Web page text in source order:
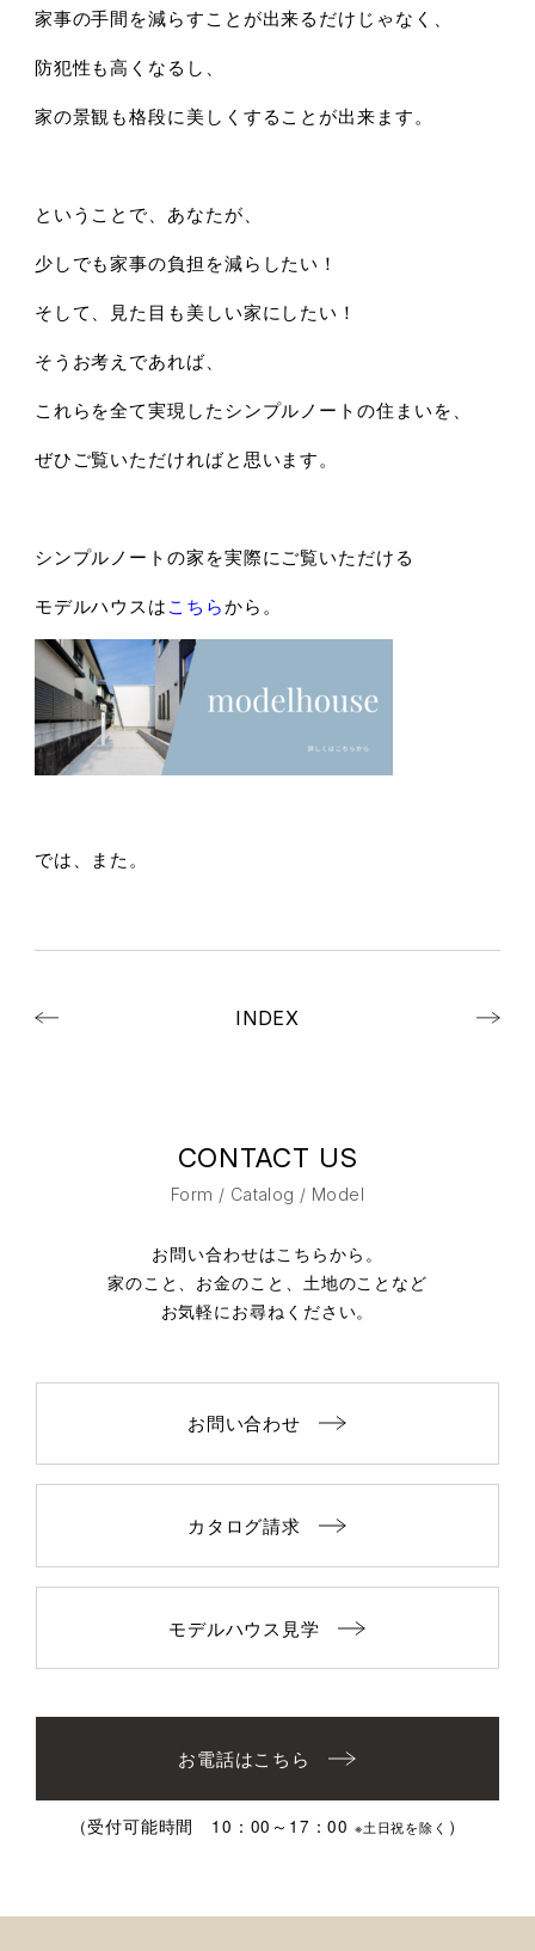
家事の手間を減らすことが出来るだけじゃなく、
防犯性も高くなるし、
家の景観も格段に美しくすることが出来ます。
ということで、あなたが、
少しでも家事の負担を減らしたい！
そして、見た目も美しい家にしたい！
そうお考えであれば、
これらを全て実現したシンプルノートの住まいを、
ぜひご覧いただければと思います。
シンプルノートの家を実際にご覧いただける
モデルハウスはこちらから。
では、また。
INDEX
CONTACT US
Form / Catalog / Model
お問い合わせはこちらから。
家のこと、お金のこと、土地のことなど
お気軽にお尋ねください。
お問い合わせ
カタログ請求
モデルハウス見学
お電話はこちら
（受付可能時間 10：00～17：00 ※土日祝を除く ）